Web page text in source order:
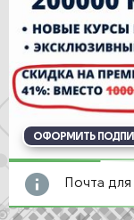
ОФОРМИТЬ
Почта